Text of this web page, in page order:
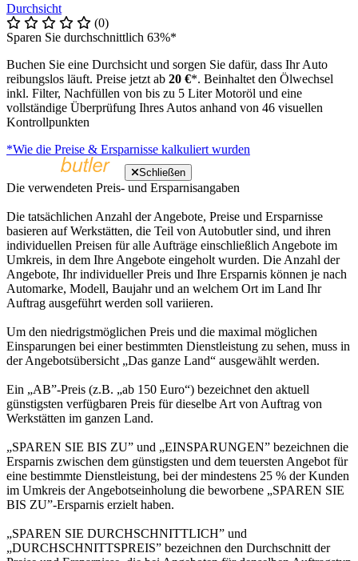
Durchsicht
(0)
Sparen Sie durchschnittlich 63%*
Buchen Sie eine Durchsicht und sorgen Sie dafür, dass Ihr Auto
reibungslos läuft. Preise jetzt ab 20 €*. Beinhaltet den Ölwechsel
inkl. Filter, Nachfüllen von bis zu 5 Liter Motoröl und eine
vollständige Überprüfung Ihres Autos anhand von 46 visuellen
Kontrollpunkten
*Wie die Preise & Ersparnisse kalkuliert wurden
Schließen
Die verwendeten Preis- und Ersparnisangaben
Die tatsächlichen Anzahl der Angebote, Preise und Ersparnisse
basieren auf Werkstätten, die Teil von Autobutler sind, und ihren
individuellen Preisen für alle Aufträge einschließlich Angebote im
Umkreis, in dem Ihre Angebote eingeholt wurden. Die Anzahl der
Angebote, Ihr individueller Preis und Ihre Ersparnis können je nach
Automarke, Modell, Baujahr und an welchem Ort im Land Ihr
Auftrag ausgeführt werden soll variieren.
Um den niedrigstmöglichen Preis und die maximal möglichen
Einsparungen bei einer bestimmten Dienstleistung zu sehen, muss in
der Angebotsübersicht „Das ganze Land“ ausgewählt werden.
Ein „AB”-Preis (z.B. „ab 150 Euro“) bezeichnet den aktuell
günstigsten verfügbaren Preis für dieselbe Art von Auftrag von
Werkstätten im ganzen Land.
„SPAREN SIE BIS ZU” und „EINSPARUNGEN” bezeichnen die
Ersparnis zwischen dem günstigsten und dem teuersten Angebot für
eine bestimmte Dienstleistung, bei der mindestens 25 % der Kunden
im Umkreis der Angebotseinholung die beworbene „SPAREN SIE
BIS ZU”-Ersparnis erzielt haben.
„SPAREN SIE DURCHSCHNITTLICH” und
„DURCHSCHNITTSPREIS” bezeichnen den Durchschnitt der